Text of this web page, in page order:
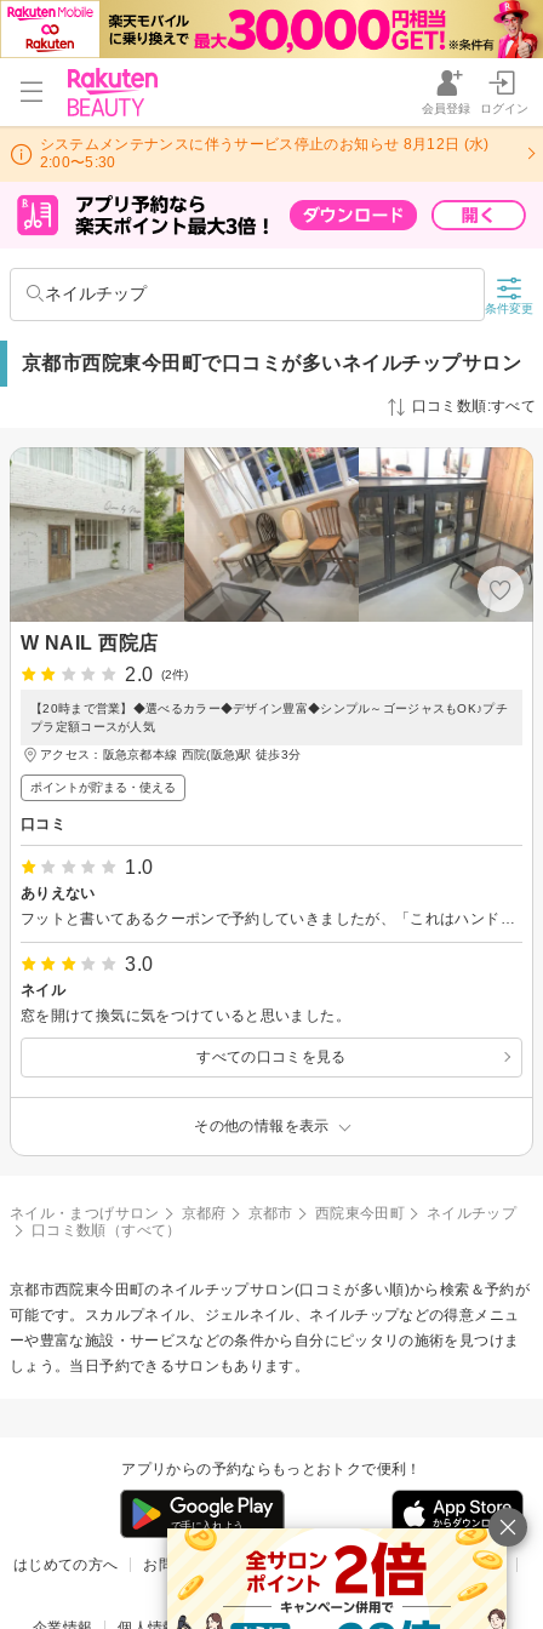
会員登録 ログイン
システムメンテナンスに伴うサービス停止のお知らせ 8月12日 (水)
2:00〜5:30
ネイルチップ
条件変更
京都市西院東今田町で口コミが多いネイルチップサロン
口コミ数順:すべて
W NAIL 西院店
2.0
(2件)
【20時まで営業】◆選べるカラー◆デザイン豊富◆シンプル～ゴージャスもOK♪プチ
プラ定額コースが人気
アクセス：阪急京都本線 西院(阪急)駅 徒歩3分
ポイントが貯まる・使える
口コミ
1.0
ありえない
3.0
ネイル
窓を開けて換気に気をつけていると思いました。
すべての口コミを見る
その他の情報を表示
ネイル・まつげサロン 京都府 京都市 西院東今田町
ネイルチップ
口コミ数順（すべて）
京都市西院東今田町のネイルチップサロン(口コミが多い順)から検索＆予約が
可能です。スカルプネイル、ジェルネイル、ネイルチップなどの得意メニュ
ーや豊富な施設・サービスなどの条件から自分にピッタリの施術を見つけま
しょう。当日予約できるサロンもあります。
アプリからの予約ならもっとおトクで便利！
はじめての方へ お問い合わせ ヘルプ リリース情報
利用規約
掲載ご希望のサロン様